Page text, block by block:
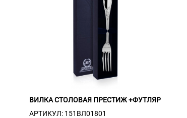
ВИЛКА СТОЛОВАЯ ПРЕСТИЖ +ФУТЛЯР
АРТИКУЛ: 151ВЛ01801